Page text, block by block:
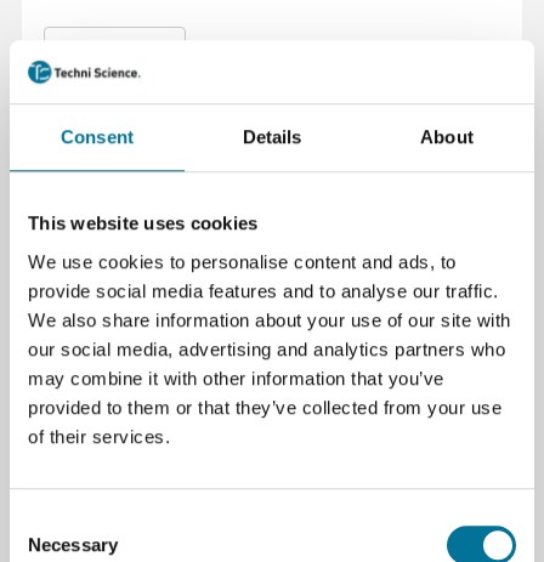
Consent Details About
This website uses cookies
We use cookies to personalise content and ads, to
provide social media features and to analyse our traffic.
We also share information about your use of our site with
our social media, advertising and analytics partners who
may combine it with other information that you’ve
provided to them or that they’ve collected from your use
of their services.
Selection
Necessary
Seite drucken
Spezifikationen
Farbe
Schwarz
Marke